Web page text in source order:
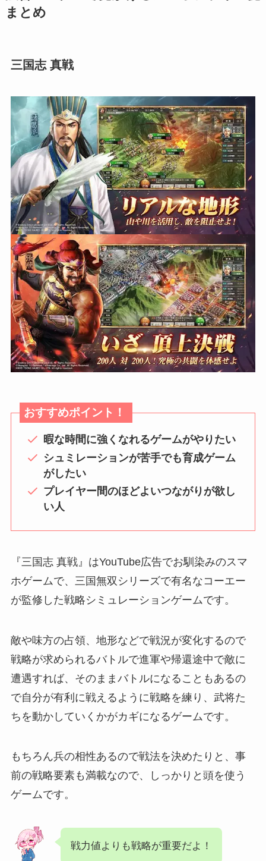
まとめ
三国志 真戦
おすすめポイント！
暇な時間に強くなれるゲームがやりたい
シュミレーションが苦手でも育成ゲーム
がしたい
プレイヤー間のほどよいつながりが欲し
い人
『三国志 真戦』はYouTube広告でお馴染みのスマ
ホゲームで、三国無双シリーズで有名なコーエー
が監修した戦略シミュレーションゲームです。
敵や味方の占領、地形などで戦況が変化するので
戦略が求められるバトルで進軍や帰還途中で敵に
遭遇すれば、そのままバトルになることもあるの
で自分が有利に戦えるように戦略を練り、武将た
ちを動かしていくかがカギになるゲームです。
もちろん兵の相性あるので戦法を決めたりと、事
前の戦略要素も満載なので、しっかりと頭を使う
ゲームです。
戦力値よりも戦略が重要だよ！